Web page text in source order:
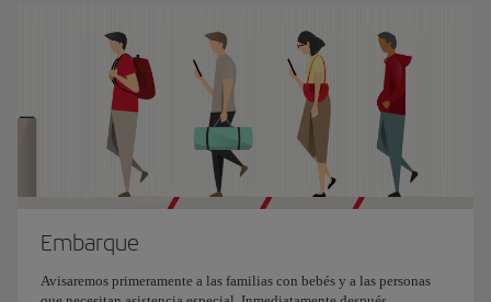
Embarque
Avisaremos primeramente a las familias con bebés y a las personas